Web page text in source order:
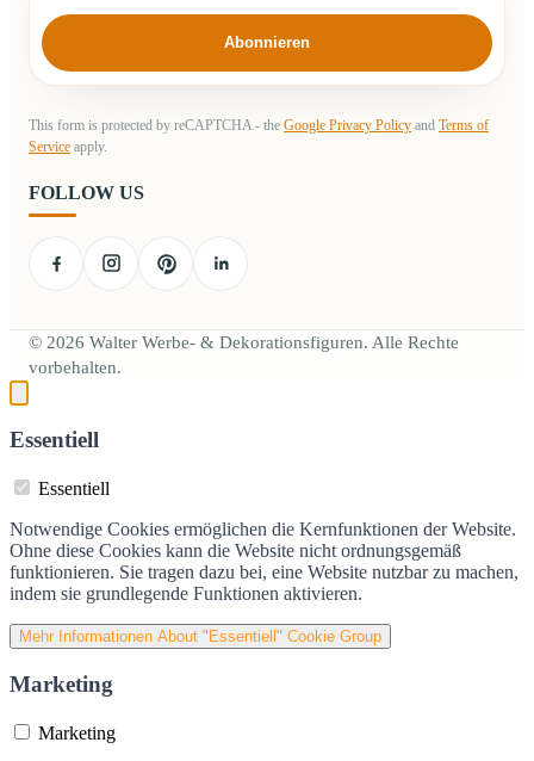
Abonnieren
This form is protected by reCAPTCHA - the Google Privacy Policy and Terms of
Service apply.
FOLLOW US
© 2026 Walter Werbe- & Dekorationsfiguren. Alle Rechte
vorbehalten.
Essentiell
Essentiell
Notwendige Cookies ermöglichen die Kernfunktionen der Website.
Ohne diese Cookies kann die Website nicht ordnungsgemäß
funktionieren. Sie tragen dazu bei, eine Website nutzbar zu machen,
indem sie grundlegende Funktionen aktivieren.
Mehr Informationen About "Essentiell" Cookie Group
Marketing
Marketing